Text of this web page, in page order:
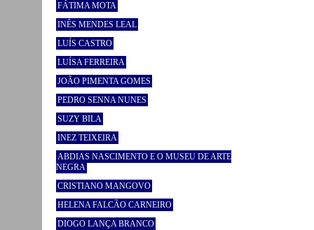
FÁTIMA MOTA
INÊS MENDES LEAL
LUÍS CASTRO
LUÍSA FERREIRA
JOÃO PIMENTA GOMES
PEDRO SENNA NUNES
SUZY BILA
INEZ TEIXEIRA
ABDIAS NASCIMENTO E O MUSEU DE ARTE
NEGRA
CRISTIANO MANGOVO
HELENA FALCÃO CARNEIRO
DIOGO LANÇA BRANCO